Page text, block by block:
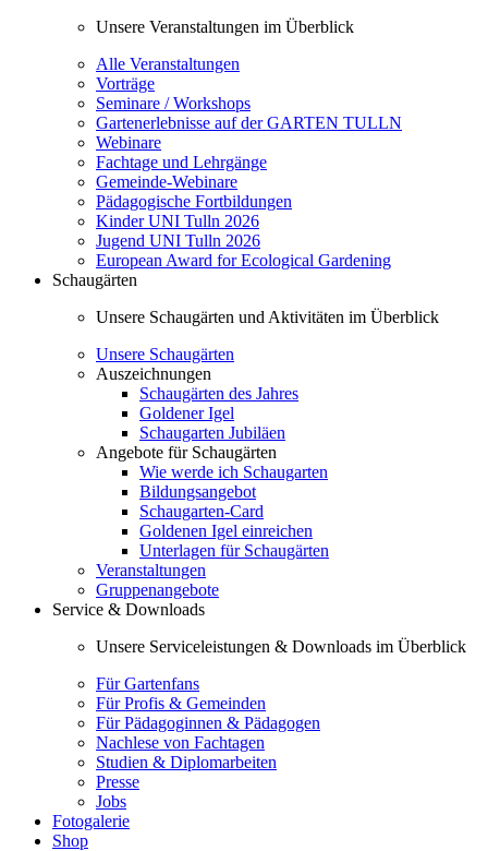
Unsere Veranstaltungen im Überblick
Alle Veranstaltungen
Vorträge
Seminare / Workshops
Gartenerlebnisse auf der GARTEN TULLN
Webinare
Fachtage und Lehrgänge
Gemeinde-Webinare
Pädagogische Fortbildungen
Kinder UNI Tulln 2026
Jugend UNI Tulln 2026
European Award for Ecological Gardening
Schaugärten
Unsere Schaugärten und Aktivitäten im Überblick
Unsere Schaugärten
Auszeichnungen
Schaugärten des Jahres
Goldener Igel
Schaugarten Jubiläen
Angebote für Schaugärten
Wie werde ich Schaugarten
Bildungsangebot
Schaugarten-Card
Goldenen Igel einreichen
Unterlagen für Schaugärten
Veranstaltungen
Gruppenangebote
Service & Downloads
Unsere Serviceleistungen & Downloads im Überblick
Für Gartenfans
Für Profis & Gemeinden
Für Pädagoginnen & Pädagogen
Nachlese von Fachtagen
Studien & Diplomarbeiten
Presse
Jobs
Fotogalerie
Shop